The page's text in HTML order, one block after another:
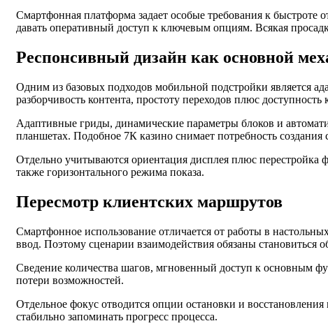
Смартфонная платформа задает особые требования к быстроте
давать оперативный доступ к ключевым опциям. Всякая
Респонсивный дизайн как основной
Одним из базовых подходов мобильной подстройки является
разборчивость контента, простоту переходов плюс
Адаптивные гриды, динамические параметры блоков и
планшетах. Подобное 7К казино снимает потребность
Отдельно учитываются ориентация дисплея плюс перестройка
также горизонтального режима показа.
Пересмотр клиентских маршрутов
Смартфонное использование отличается от работы в
ввод. Поэтому сценарии взаимодействия обязаны становиться
Сведение количества шагов, мгновенный доступ к основным
потери возможностей.
Отдельное фокус отводится опции остановки и
стабильно запоминать прогресс процесса.